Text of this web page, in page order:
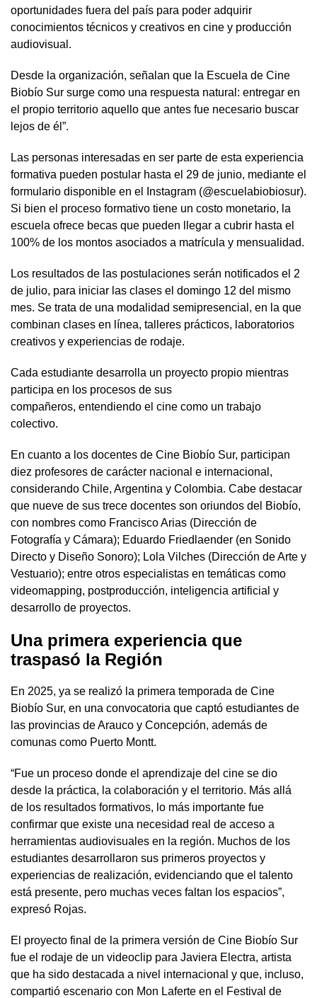
oportunidades fuera del país para poder adquirir
conocimientos técnicos y creativos en cine y producción
audiovisual.
Desde la organización, señalan que la Escuela de Cine
Biobío Sur surge como una respuesta natural: entregar en
el propio territorio aquello que antes fue necesario buscar
lejos de él”.
Las personas interesadas en ser parte de esta experiencia
formativa pueden postular hasta el 29 de junio, mediante el
formulario disponible en el Instagram (@escuelabiobiosur).
Si bien el proceso formativo tiene un costo monetario, la
escuela ofrece becas que pueden llegar a cubrir hasta el
100% de los montos asociados a matrícula y mensualidad.
Los resultados de las postulaciones serán notificados el 2
de julio, para iniciar las clases el domingo 12 del mismo
mes. Se trata de una modalidad semipresencial, en la que
combinan clases en línea, talleres prácticos, laboratorios
creativos y experiencias de rodaje.
Cada estudiante desarrolla un proyecto propio mientras
participa en los procesos de sus
compañeros, entendiendo el cine como un trabajo
colectivo.
En cuanto a los docentes de Cine Biobío Sur, participan
diez profesores de carácter nacional e internacional,
considerando Chile, Argentina y Colombia. Cabe destacar
que nueve de sus trece docentes son oriundos del Biobío,
con nombres como Francisco Arias (Dirección de
Fotografía y Cámara); Eduardo Friedlaender (en Sonido
Directo y Diseño Sonoro); Lola Vilches (Dirección de Arte y
Vestuario); entre otros especialistas en temáticas como
videomapping, postproducción, inteligencia artificial y
desarrollo de proyectos.
Una primera experiencia que
traspasó la Región
En 2025, ya se realizó la primera temporada de Cine
Biobío Sur, en una convocatoria que captó estudiantes de
las provincias de Arauco y Concepción, además de
comunas como Puerto Montt.
“Fue un proceso donde el aprendizaje del cine se dio
desde la práctica, la colaboración y el territorio. Más allá
de los resultados formativos, lo más importante fue
confirmar que existe una necesidad real de acceso a
herramientas audiovisuales en la región. Muchos de los
estudiantes desarrollaron sus primeros proyectos y
experiencias de realización, evidenciando que el talento
está presente, pero muchas veces faltan los espacios”,
expresó Rojas.
El proyecto final de la primera versión de Cine Biobío Sur
fue el rodaje de un videoclip para Javiera Electra, artista
que ha sido destacada a nivel internacional y que, incluso,
compartió escenario con Mon Laferte en el Festival de